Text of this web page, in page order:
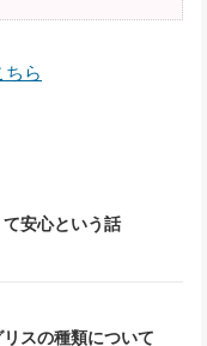
ちら
安心という話
リスの種類について